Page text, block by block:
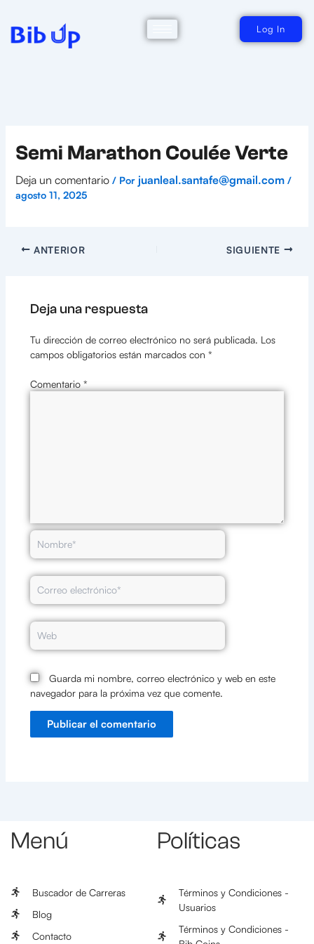
contenido
Log In
Semi Marathon Coulée Verte
Deja un comentario / Por juanleal.santafe@gmail.com /
agosto 11, 2025
ANTERIOR SIGUIENTE
Deja una respuesta
Tu dirección de correo electrónico no será publicada. Los
campos obligatorios están marcados con *
Comentario *
Nombre*
Correo
electrónico*
Web
Guarda mi nombre, correo electrónico y web en este
navegador para la próxima vez que comente.
Menú
Buscador de Carreras
Blog
Contacto
Políticas
Términos y Condiciones -
Usuarios
Términos y Condiciones -